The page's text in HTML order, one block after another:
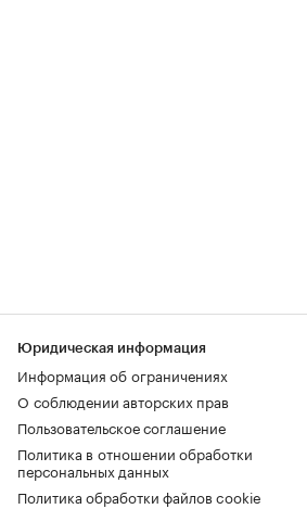
Юридическая информация
Информация об ограничениях
О соблюдении авторских прав
Пользовательское соглашение
Политика в отношении обработки
персональных данных
Политика обработки файлов cookie